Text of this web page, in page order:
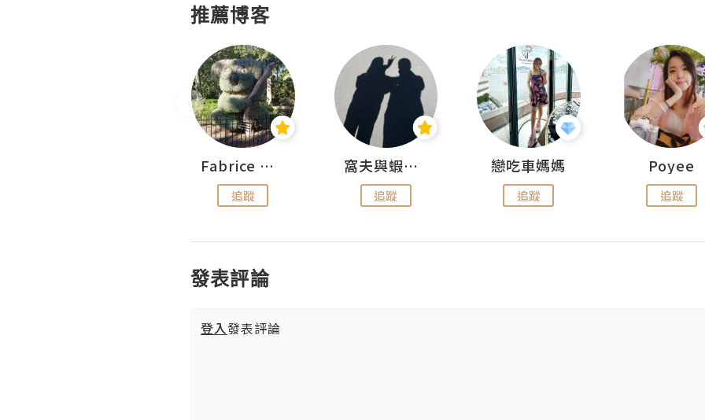
推薦博客
Fabrice 嚐味
追蹤
窩夫與蝦子餅
追蹤
戀吃車媽媽
追蹤
Poyee
追蹤
發表評論
登入發表評論